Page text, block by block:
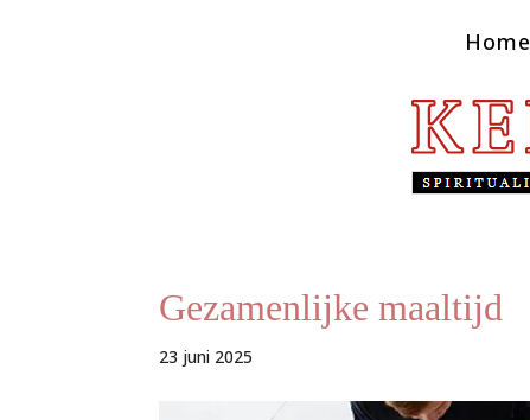
Home
Gezamenlijke maaltijd
23 juni 2025